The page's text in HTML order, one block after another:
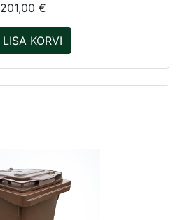
201,00 €
LISA KORVI